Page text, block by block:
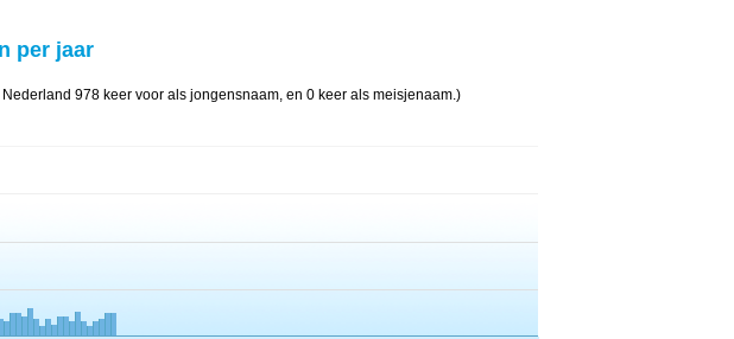
per jaar
978 keer voor als jongensnaam, en 0 keer als meisjenaam.)